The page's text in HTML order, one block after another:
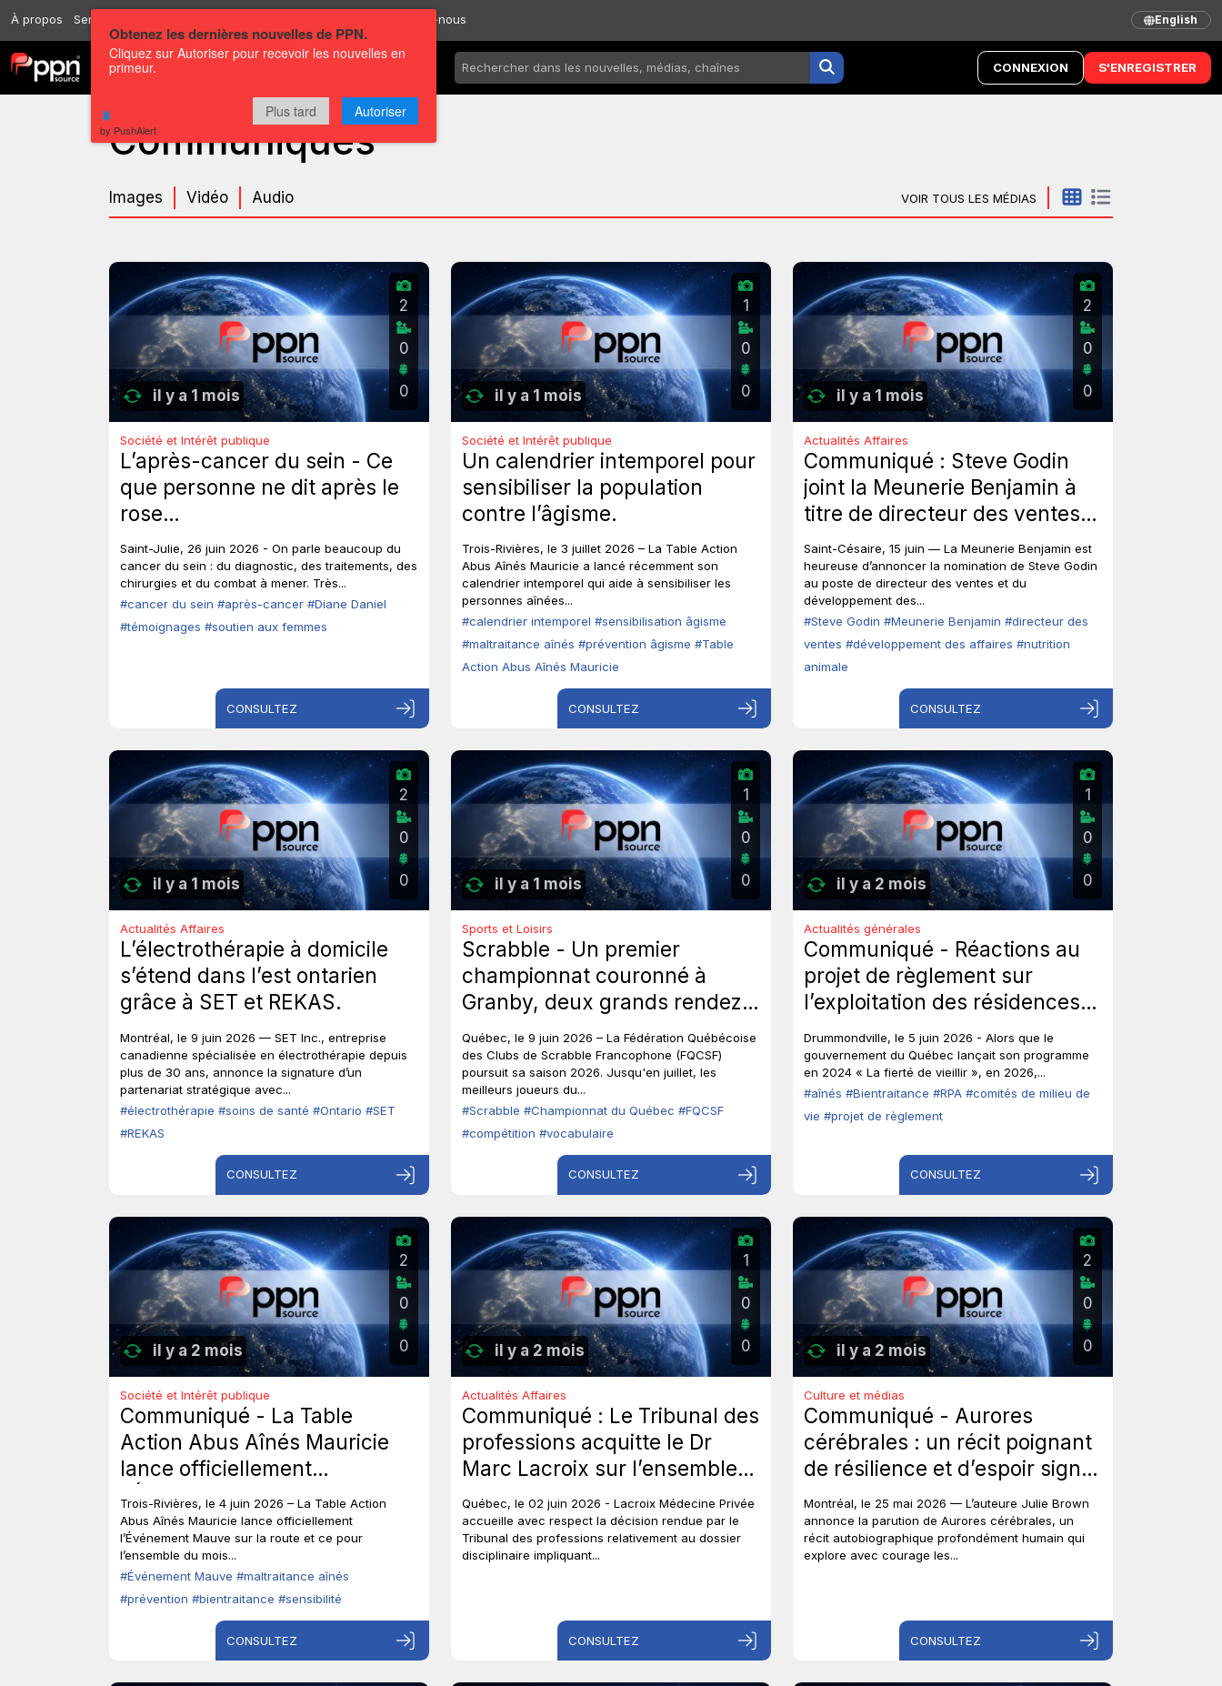
Chaînes CONNEXION S'ENREGISTRER
À propos Services Contactez-nous English
Communiqués
Images Vidéo Audio VOIR TOUS LES MÉDIAS
il y a 1 mois
2
0
0
Société et Intérêt publique
L’après-cancer du sein - Ce
que personne ne dit après le
rose…
Saint-Julie, 26 juin 2026 - On parle beaucoup du
cancer du sein : du diagnostic, des traitements, des
chirurgies et du combat à mener. Très...
#cancer du sein #après-cancer #Diane Daniel
#témoignages #soutien aux femmes
CONSULTEZ
il y a 1 mois
1
0
0
Société et Intérêt publique
Un calendrier intemporel pour
sensibiliser la population
contre l’âgisme.
Trois-Rivières, le 3 juillet 2026 – La Table Action
Abus Aînés Mauricie a lancé récemment son
calendrier intemporel qui aide à sensibiliser les
personnes aînées...
#calendrier intemporel #sensibilisation âgisme
#maltraitance aînés #prévention âgisme #Table
Action Abus Aînés Mauricie
CONSULTEZ
il y a 1 mois
2
0
0
Actualités Affaires
Communiqué : Steve Godin
joint la Meunerie Benjamin à
titre de directeur des ventes
et du développement des
affaires.
Saint-Césaire, 15 juin — La Meunerie Benjamin est
heureuse d’annoncer la nomination de Steve Godin
au poste de directeur des ventes et du
développement des...
#Steve Godin #Meunerie Benjamin #directeur des
ventes #développement des affaires #nutrition
animale
CONSULTEZ
il y a 1 mois
2
0
0
Actualités Affaires
L’électrothérapie à domicile
s’étend dans l’est ontarien
grâce à SET et REKAS.
Montréal, le 9 juin 2026 — SET Inc., entreprise
canadienne spécialisée en électrothérapie depuis
plus de 30 ans, annonce la signature d’un
partenariat stratégique avec...
#électrothérapie #soins de santé #Ontario #SET
#REKAS
CONSULTEZ
il y a 1 mois
1
0
0
Sports et Loisirs
Scrabble - Un premier
championnat couronné à
Granby, deux grands rendez-
vous à venir au Québec.
Québec, le 9 juin 2026 – La Fédération Québécoise
des Clubs de Scrabble Francophone (FQCSF)
poursuit sa saison 2026. Jusqu'en juillet, les
meilleurs joueurs du...
#Scrabble #Championnat du Québec #FQCSF
#compétition #vocabulaire
CONSULTEZ
il y a 2 mois
1
0
0
Actualités générales
Communiqué - Réactions au
projet de règlement sur
l’exploitation des résidences
privées pour aînés : Les aînés
ont-ils toujours leur droit de
parole?
Drummondville, le 5 juin 2026 - Alors que le
gouvernement du Québec lançait son programme
en 2024 « La fierté de vieillir », en 2026,...
#aînés #Bientraitance #RPA #comités de milieu de
vie #projet de règlement
CONSULTEZ
il y a 2 mois
2
0
0
Société et Intérêt publique
Communiqué - La Table
Action Abus Aînés Mauricie
lance officiellement
l’Événement Mauve sur la
route.
Trois-Rivières, le 4 juin 2026 – La Table Action
Abus Aînés Mauricie lance officiellement
l’Événement Mauve sur la route et ce pour
l’ensemble du mois...
#Événement Mauve #maltraitance aînés
#prévention #bientraitance #sensibilité
CONSULTEZ
il y a 2 mois
1
0
0
Actualités Affaires
Communiqué : Le Tribunal des
professions acquitte le Dr
Marc Lacroix sur l’ensemble
des chefs et met un terme à
près de six ans de procédures
disciplinaires.
Québec, le 02 juin 2026 - Lacroix Médecine Privée
accueille avec respect la décision rendue par le
Tribunal des professions relativement au dossier
disciplinaire impliquant...
CONSULTEZ
il y a 2 mois
2
0
0
Culture et médias
Communiqué - Aurores
cérébrales : un récit poignant
de résilience et d’espoir signé
Julie Brown.
Montréal, le 25 mai 2026 — L’auteure Julie Brown
annonce la parution de Aurores cérébrales, un
récit autobiographique profondément humain qui
explore avec courage les...
CONSULTEZ
Obtenez les dernières nouvelles de PPN.
Cliquez sur Autoriser pour recevoir les nouvelles en
primeur.
Plus tard Autoriser
by PushAlert